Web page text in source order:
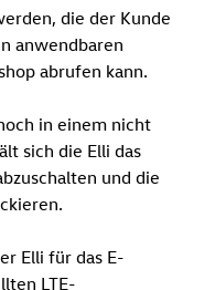
die der Kunde
anwendbaren
abrufen kann.
in einem nicht
sich die Elli das
und die
Elli für das E-
LTE-